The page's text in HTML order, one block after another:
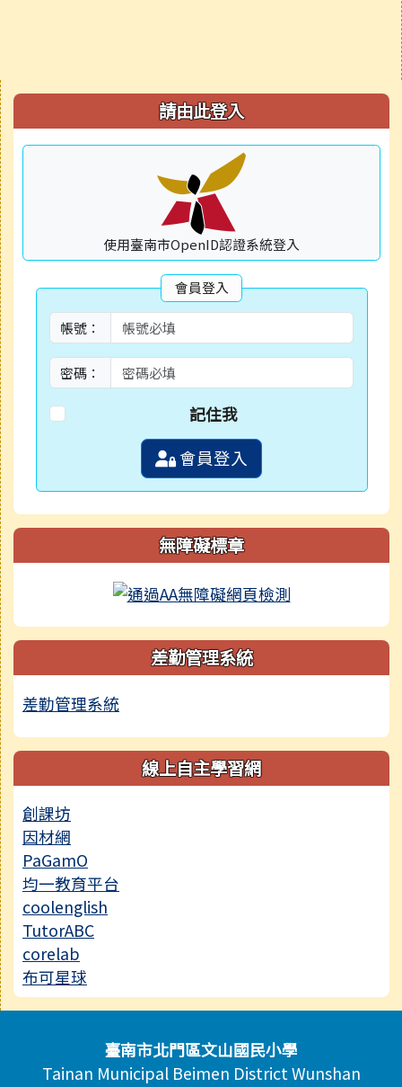
右邊區域內容 請由此登入
使用臺南市OpenID認證系統登入
會員登入
帳號：
密碼：
記住我
會員登入
無障礙標章
差勤管理系統
差勤管理系統
線上自主學習網
創課坊
因材網
PaGamO
均一教育平台
coolenglish
TutorABC
corelab
布可星球
頁尾區域內容臺南市北門區文山國民小學
Tainan Municipal Beimen District Wunshan